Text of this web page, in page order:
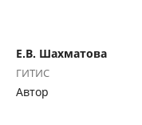
Е.В. Шахматова
ГИТИС
Автор